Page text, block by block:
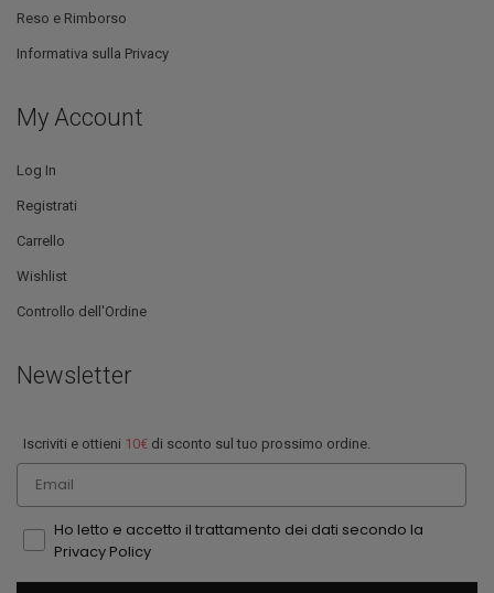
Reso e Rimborso
Informativa sulla Privacy
My Account
Log In
Registrati
Carrello
Wishlist
Controllo dell'Ordine
Newsletter
Iscriviti e ottieni 10€ di sconto sul tuo prossimo ordine.
Email
Ho letto e accetto il trattamento dei dati secondo la
Privacy Policy